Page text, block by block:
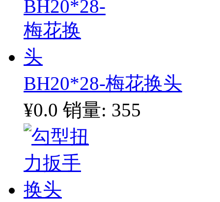
BH20*28-梅花换头
¥0.0 销量: 355